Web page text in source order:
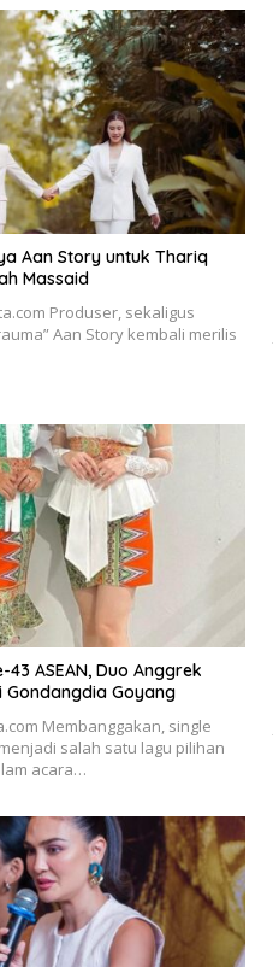
Aan Story untuk Thariq
Massaid
Produser, sekaligus
Aan Story kembali merilis
43 ASEAN, Duo Anggrek
Gondangdia Goyang
Membanggakan, single
salah satu lagu pilihan
acara…